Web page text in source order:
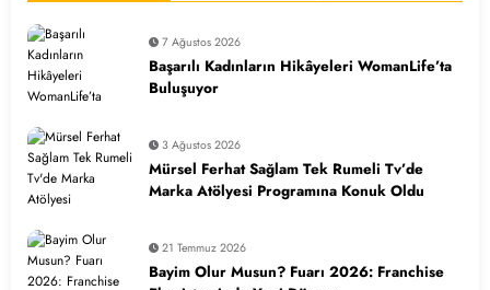
7 Ağustos 2026
Başarılı Kadınların Hikâyeleri WomanLife’ta
Buluşuyor
3 Ağustos 2026
Mürsel Ferhat Sağlam Tek Rumeli Tv’de
Marka Atölyesi Programına Konuk Oldu
21 Temmuz 2026
Bayim Olur Musun? Fuarı 2026: Franchise